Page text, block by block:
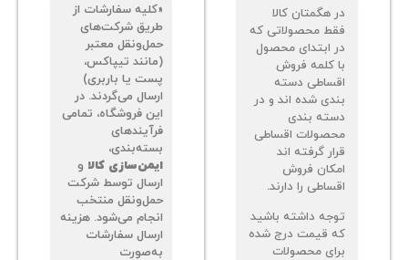
محصولاتی که
ابتدای محصول
شده اند و در
اقساطی
را دارند.
داشته باشید
قیمت درج شده
«کلیه سفارشات از
طریق شرکت‌های
حمل‌ونقل معتبر
(مانند تیپاکس،
پست یا باربری)
ارسال می‌گردند. در
این فروشگاه، تمامی
ایمن‌سازی کالاو
ارسال توسط شرکت
حمل‌ونقل منتخب
انجام می‌شود. هزینه
ارسال سفارشات